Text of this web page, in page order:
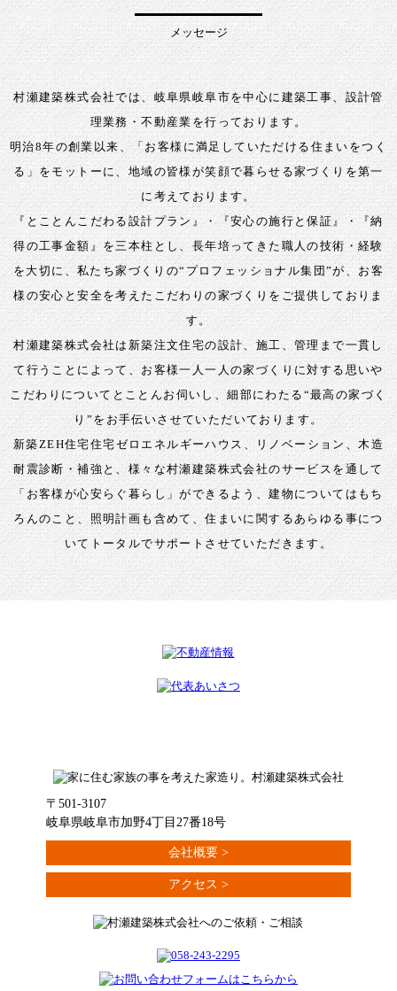
メッセージ
村瀬建築株式会社では、岐阜県岐阜市を中心に建築工事、設計管
理業務・不動産業を行っております。
明治8年の創業以来、「お客様に満足していただける住まいをつく
る」をモットーに、地域の皆様が笑顔で暮らせる家づくりを第一
に考えております。
『とことんこだわる設計プラン』・『安心の施行と保証』・『納
得の工事金額』を三本柱とし、 長年培ってきた職人の技術・経験
を大切に、私たち家づくりの“プロフェッショナル集団”が、お客
様の安心と安全を考えたこだわりの家づくりをご提供しておりま
す。
村瀬建築株式会社は新築注文住宅の設計、施工、管理まで一貫し
て行うことによって、お客様一人一人の家づくりに対する思いや
こだわりについてとことんお伺いし、細部にわたる“最高の家づく
り”をお手伝いさせていただいております。
新築ZEH住宅住宅ゼロエネルギーハウス、リノベーション、木造
耐震診断・補強と、様々な村瀬建築株式会社のサービスを通して
「お客様が心安らぐ暮らし」ができるよう、建物についてはもち
ろんのこと、照明計画も含めて、住まいに関するあらゆる事につ
いて トータルでサポートさせていただきます。
〒501-3107
岐阜県岐阜市加野4丁目27番18号
会社概要
アクセス